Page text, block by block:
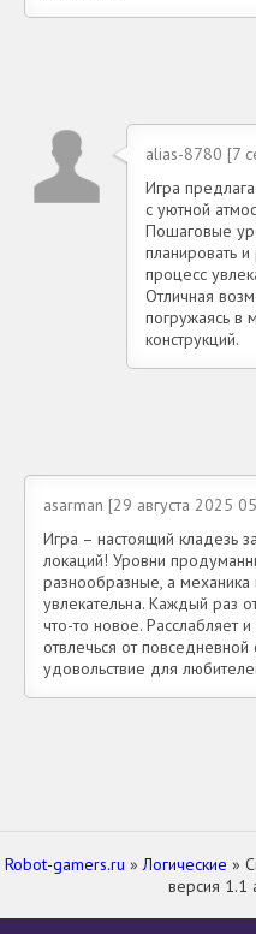
alias-8780 [7
Игра
с уютной
Пошаговые
планировать
процесс
Отличная
погружаясь в
конструкций.
asarman [29 августа 2025
Игра – настоящий кладезь
локаций! Уровни
разнообразные, а механика
увлекательна. Каждый раз
что-то новое. Расслабляет
отвлечься от
удовольствие для
Robot-gamers.ru » Логические »
версия 1.1